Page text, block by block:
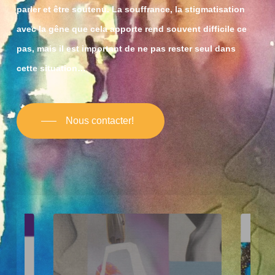
parler et être soutenu. La souffrance, la stigmatisation
avec la gêne que cela apporte rend souvent difficile ce
pas, mais il est important de ne pas rester seul dans
cette situation…
Nous contacter!